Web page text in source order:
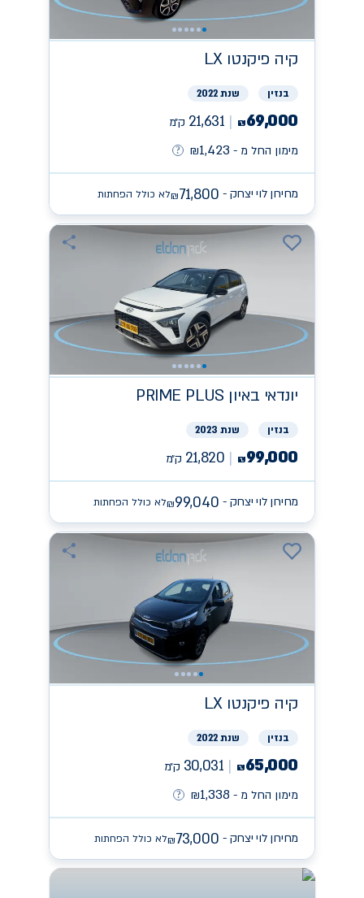
קיה פיקנטו LX
בנזין שנת 2022
₪69,000
21,631 ק״מ
מימון החל מ -
₪1,423
מחירון לוי יצחק - ₪71,800 לא כולל הפחתות
יונדאי PRIME PLUS באיון
בנזין שנת 2023
₪99,000
21,820 ק״מ
מחירון לוי יצחק - ₪99,040 לא כולל הפחתות
קיה פיקנטו LX
בנזין שנת 2022
₪65,000
30,031 ק״מ
מימון החל מ -
₪1,338
מחירון לוי יצחק - ₪73,000 לא כולל הפחתות